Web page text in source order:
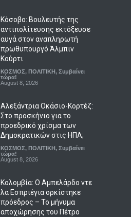
Κόσοβο: Βουλευτής της
αντιπολίτευσης εκτόξευσε
αυγά στον αναπληρωτή
πρωθυπουργό Άλμπιν
Κούρτι
ΚΟΣΜΟΣ, ΠΟΛΙΤΙΚΗ, Συμβαίνει
τώρα!
August 8, 2026
Αλεξάντρια Οκάσιο-Κορτέζ:
Στο προσκήνιο για το
προεδρικό χρίσμα των
Δημοκρατικών στις ΗΠΑ;
ΚΟΣΜΟΣ, ΠΟΛΙΤΙΚΗ, Συμβαίνει
τώρα!
August 8, 2026
Κολομβία: Ο Αμπελάρδο ντε
λα Εσπριέγια ορκίστηκε
πρόεδρος – Το μήνυμα
αποχώρησης του Πέτρο